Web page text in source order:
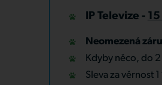
IP Televize -
Neomezená
Kdyby něco, do
Sleva za věrnost